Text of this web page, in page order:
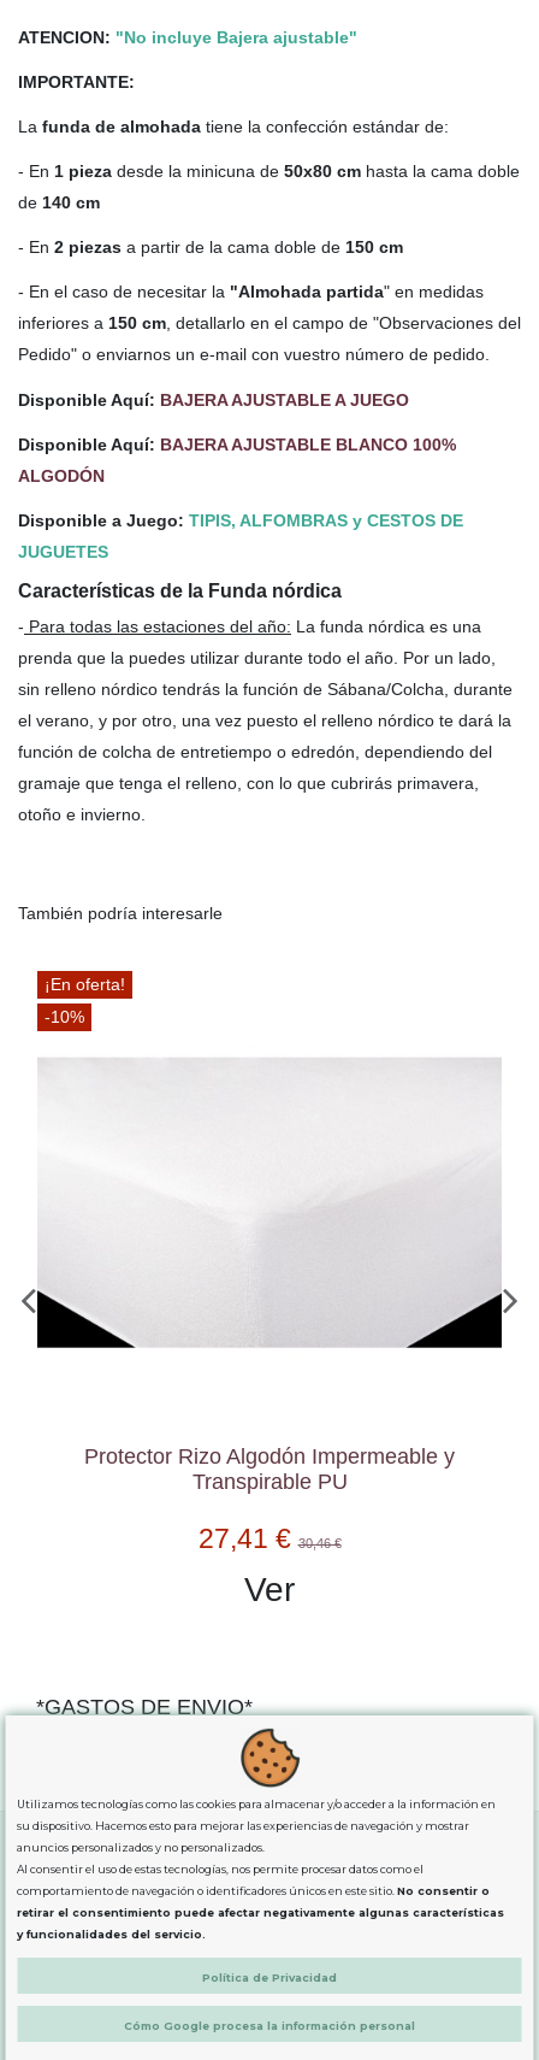
ATENCION: "No incluye Bajera ajustable"
IMPORTANTE:
La funda de almohada tiene la confección estándar de:
- En 1 pieza desde la minicuna de 50x80 cm hasta la cama doble
de 140 cm
- En 2 piezas a partir de la cama doble de 150 cm
- En el caso de necesitar la "Almohada partida" en medidas
inferiores a 150 cm, detallarlo en el campo de "Observaciones del
Pedido" o enviarnos un e-mail con vuestro número de pedido.
Disponible Aquí: BAJERA AJUSTABLE A JUEGO
Disponible Aquí: BAJERA AJUSTABLE BLANCO 100%
ALGODÓN
Disponible a Juego: TIPIS, ALFOMBRAS y CESTOS DE
JUGUETES
Características de la Funda nórdica
- Para todas las estaciones del año: La funda nórdica es una
prenda que la puedes utilizar durante todo el año. Por un lado,
sin relleno nórdico tendrás la función de Sábana/Colcha, durante
el verano, y por otro, una vez puesto el relleno nórdico te dará la
función de colcha de entretiempo o edredón, dependiendo del
gramaje que tenga el relleno, con lo que cubrirás primavera,
otoño e invierno.
También podría interesarle
¡En oferta!
-10%
Protector Rizo Algodón Impermeable y
Transpirable PU
27,41 €30,46 €
Ver
*GASTOS DE ENVIO*
para comprassuperiores a 80€
SOBRE NOSOTROS
LEGAL
PRODUCTOS
Utilizamos tecnologías como las cookies para almacenar y/o acceder a la información en
su dispositivo. Hacemos esto para mejorar las experiencias de navegación y mostrar
anuncios personalizados y no personalizados.
Al consentir el uso de estas tecnologías, nos permite procesar datos como el
comportamiento de navegación o identificadores únicos en este sitio.No consentir o
retirar el consentimiento puede afectar negativamente algunas características
y funcionalidades del servicio.
Política de Privacidad
Cómo Google procesa la información personal